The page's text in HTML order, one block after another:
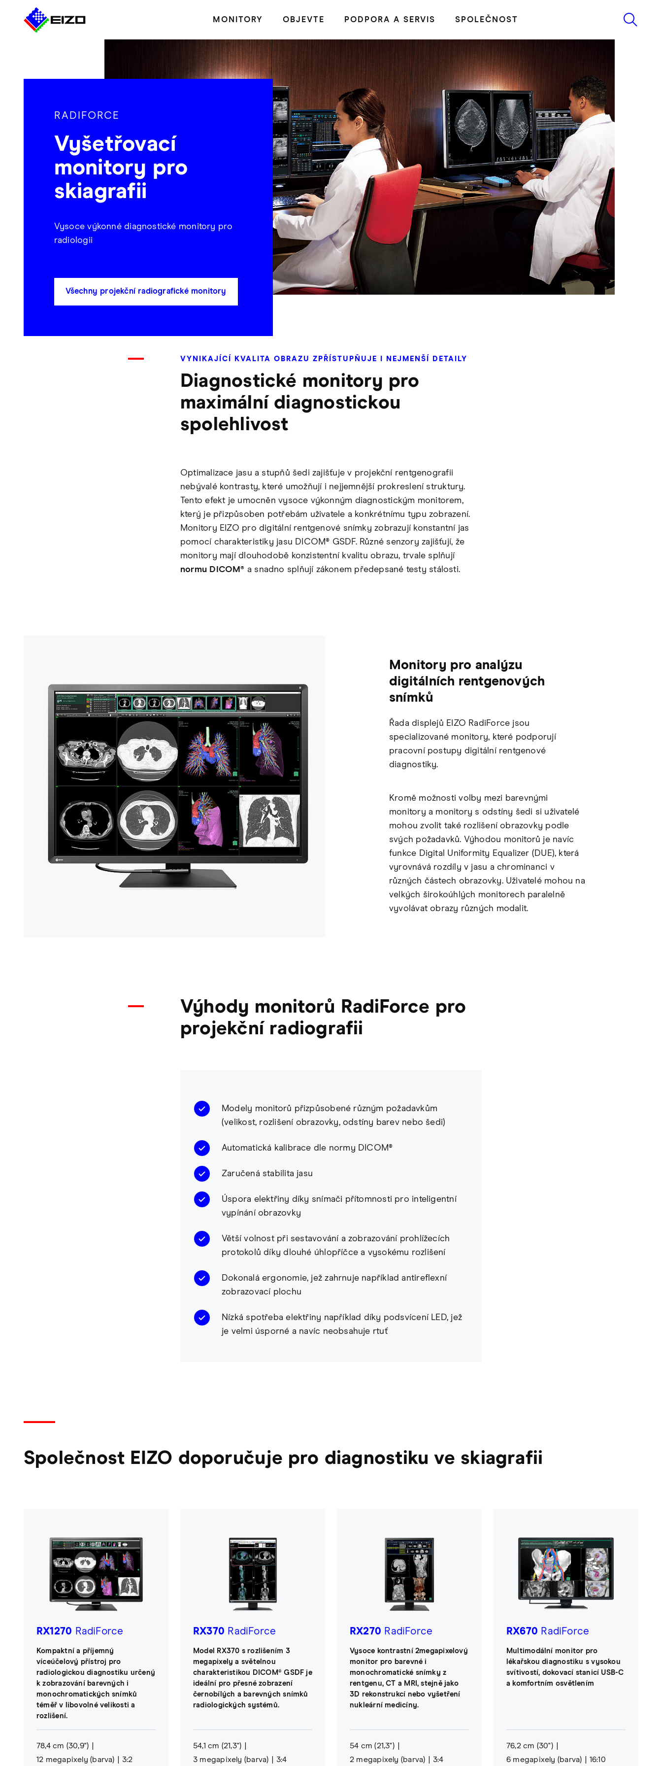
MONITORY OBJEVTE PODPORA A SERVIS SPOLEČNOST
RADIFORCE
Vyšetřovací
monitory pro
skiagrafii
Vysoce výkonné diagnostické monitory pro
radiologii
Všechny projekční radiografické monitory
VYNIKAJÍCÍ KVALITA OBRAZU ZPŘÍSTUPŇUJE I NEJMENŠÍ DETAILY
Diagnostické monitory pro
maximální diagnostickou
spolehlivost
Optimalizace jasu a stupňů šedi zajišťuje v projekční rentgenografii
nebývalé kontrasty, které umožňují i nejjemnější prokreslení struktury.
Tento efekt je umocněn vysoce výkonným diagnostickým monitorem,
který je přizpůsoben potřebám uživatele a konkrétnímu typu zobrazení.
Monitory EIZO pro digitální rentgenové snímky zobrazují konstantní jas
pomocí charakteristiky jasu DICOM® GSDF. Různé senzory zajišťují, že
monitory mají dlouhodobě konzistentní kvalitu obrazu, trvale splňují
normu DICOM® a snadno splňují zákonem předepsané testy stálosti.
Monitory pro analýzu
digitálních rentgenových
snímků
Řada displejů EIZO RadiForce jsou
specializované monitory, které podporují
pracovní postupy digitální rentgenové
diagnostiky.
Kromě možnosti volby mezi barevnými
monitory a monitory s odstíny šedi si uživatelé
mohou zvolit také rozlišení obrazovky podle
svých požadavků. Výhodou monitorů je navíc
funkce Digital Uniformity Equalizer (DUE), která
vyrovnává rozdíly v jasu a chrominanci v
různých částech obrazovky. Uživatelé mohou na
velkých širokoúhlých monitorech paralelně
vyvolávat obrazy různých modalit.
Výhody monitorů RadiForce pro
projekční radiografii
Modely monitorů přizpůsobené různým požadavkům
(velikost, rozlišení obrazovky, odstíny barev nebo šedi)
Automatická kalibrace dle normy DICOM®
Zaručená stabilita jasu
Úspora elektřiny díky snímači přítomnosti pro inteligentní
vypínání obrazovky
Větší volnost při sestavování a zobrazování prohlížecích
protokolů díky dlouhé úhlopříčce a vysokému rozlišení
Dokonalá ergonomie, jež zahrnuje například antireflexní
zobrazovací plochu
Nízká spotřeba elektřiny například díky podsvícení LED, jež
je velmi úsporné a navíc neobsahuje rtuť
Společnost EIZO doporučuje pro diagnostiku ve skiagrafii
RX1270 RadiForce
Kompaktní a příjemný
víceúčelový přístroj pro
radiologickou diagnostiku určený
k zobrazování barevných i
monochromatických snímků
téměř v libovolné velikosti a
rozlišení.
78,4 cm (30,9")
12 megapixely (barva)
3:2
RX370 RadiForce
Model RX370 s rozlišením 3
megapixely a světelnou
charakteristikou DICOM® GSDF je
ideální pro přesné zobrazení
černobílých a barevných snímků
radiologických systémů.
54,1 cm (21,3")
3 megapixely (barva)
3:4
RX270 RadiForce
Vysoce kontrastní 2megapixelový
monitor pro barevné i
monochromatické snímky z
rentgenu, CT a MRI, stejně jako
3D rekonstrukcí nebo vyšetření
nukleární medicíny.
54 cm (21,3")
2 megapixely (barva)
3:4
RX670 RadiForce
Multimodální monitor pro
lékařskou diagnostiku s vysokou
svítivostí, dokovací stanicí USB-C
a komfortním osvětlením
76,2 cm (30")
6 megapixely (barva)
16:10